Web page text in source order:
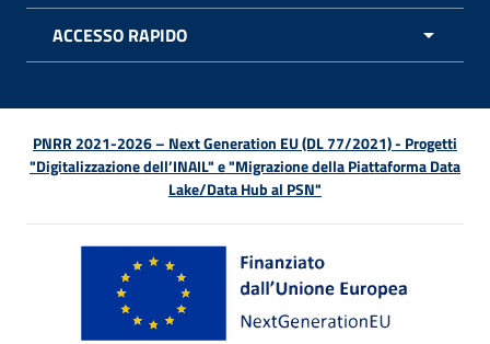
ACCESSO RAPIDO
PNRR 2021-2026 – Next Generation EU (DL 77/2021) - Progetti
"Digitalizzazione dell’INAIL" e "Migrazione della Piattaforma Data
Lake/Data Hub al PSN"